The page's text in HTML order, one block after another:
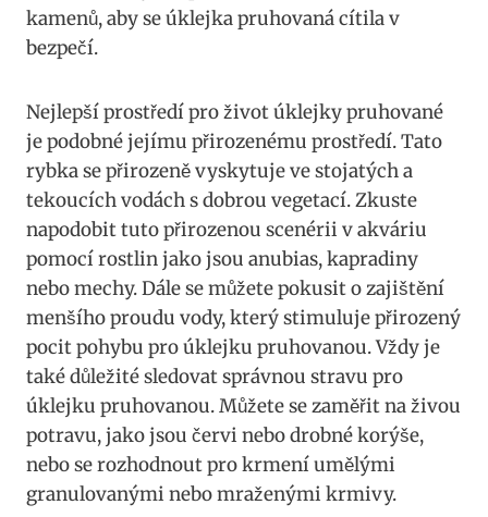
kamenů, ‌aby se úklejka pruhovaná⁣ cítila v
bezpečí.
Nejlepší prostředí pro život úklejky pruhované
je ‍podobné jejímu přirozenému prostředí. ‌Tato
rybka se přirozeně vyskytuje ve‍ stojatých a
⁣tekoucích vodách s dobrou ‍vegetací. Zkuste
napodobit tuto⁣ přirozenou scenérii v akváriu
pomocí rostlin ​jako jsou⁤ anubias, kapradiny
nebo mechy. Dále se ⁢můžete​ pokusit o zajištění
menšího proudu vody, který ​stimuluje přirozený
⁣pocit pohybu pro úklejku pruhovanou. Vždy je
také důležité sledovat správnou stravu pro
úklejku‌ pruhovanou. Můžete se zaměřit na živou
potravu, ⁤jako jsou červi​ nebo drobné ‍korýše,
nebo se ⁤rozhodnout​ pro krmení umělými
granulovanými nebo ⁤mraženými krmivy.